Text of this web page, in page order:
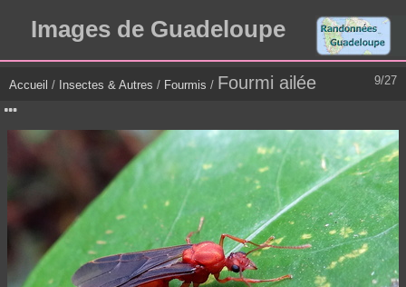
Images de Guadeloupe
9/27
Accueil / Insectes & Autres / Fourmis / Fourmi ailée